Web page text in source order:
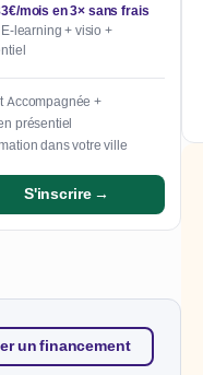
mois en 3× sans frais
E-learning + visio +
Accompagnée +
présentiel
dans votre ville
S'inscrire →
un financement